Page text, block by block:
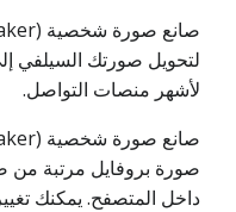
لتحويل صورتك السيلفي
لأشهر منصات التواصل.
صورة بروفايل مرتبة
داخل المتصفح. يمكنك